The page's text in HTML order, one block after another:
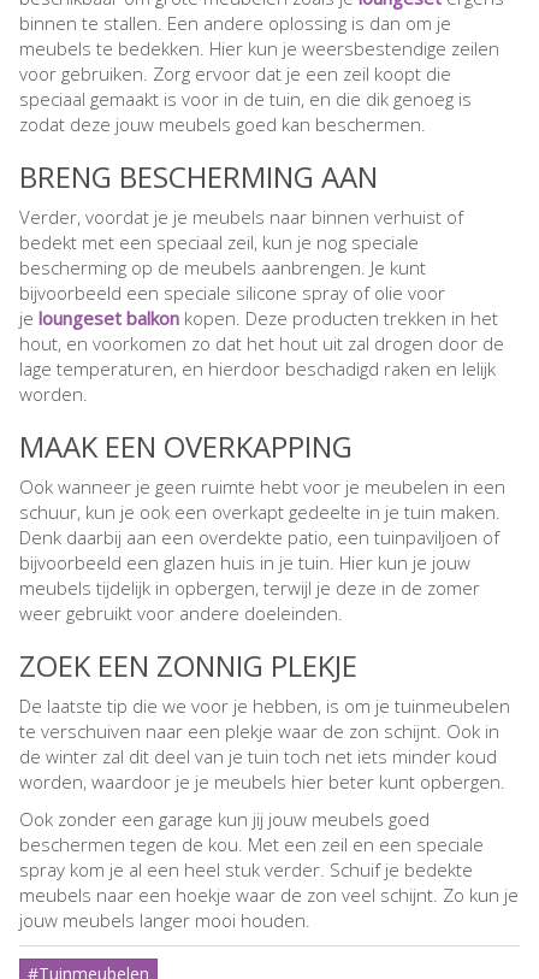
binnen te stallen. Een andere oplossing is dan om je
meubels te bedekken. Hier kun je weersbestendige zeilen
voor gebruiken. Zorg ervoor dat je een zeil koopt die
speciaal gemaakt is voor in de tuin, en die dik genoeg is
zodat deze jouw meubels goed kan beschermen.
BRENG BESCHERMING AAN
Verder, voordat je je meubels naar binnen verhuist of
bedekt met een speciaal zeil, kun je nog speciale
bescherming op de meubels aanbrengen. Je kunt
bijvoorbeeld een speciale silicone spray of olie voor
je loungeset balkon kopen. Deze producten trekken in het
hout, en voorkomen zo dat het hout uit zal drogen door de
lage temperaturen, en hierdoor beschadigd raken en lelijk
worden.
MAAK EEN OVERKAPPING
Ook wanneer je geen ruimte hebt voor je meubelen in een
schuur, kun je ook een overkapt gedeelte in je tuin maken.
Denk daarbij aan een overdekte patio, een tuinpaviljoen of
bijvoorbeeld een glazen huis in je tuin. Hier kun je jouw
meubels tijdelijk in opbergen, terwijl je deze in de zomer
weer gebruikt voor andere doeleinden.
ZOEK EEN ZONNIG PLEKJE
De laatste tip die we voor je hebben, is om je tuinmeubelen
te verschuiven naar een plekje waar de zon schijnt. Ook in
de winter zal dit deel van je tuin toch net iets minder koud
worden, waardoor je je meubels hier beter kunt opbergen.
Ook zonder een garage kun jij jouw meubels goed
beschermen tegen de kou. Met een zeil en een speciale
spray kom je al een heel stuk verder. Schuif je bedekte
meubels naar een hoekje waar de zon veel schijnt. Zo kun je
jouw meubels langer mooi houden.
#Tuinmeubelen